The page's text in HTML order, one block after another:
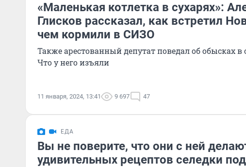
«Маленькая котлетка в сухарях»:
Глисков рассказал, как встретил
чем кормили в СИЗО
Также арестованный депутат поведал об обысках в
Что у него изъяли
11 января, 2024, 13:41 9 697 47
ЕДА
Вы не поверите, что они с ней
удивительных рецептов селедки